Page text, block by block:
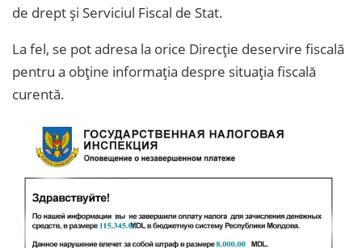
de drept și Serviciul Fiscal de Stat.
La fel, se pot adresa la orice Direcție deservire fiscală
pentru a obține informația despre situația fiscală
curentă.